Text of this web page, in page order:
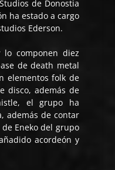
de Donostia
ha estado a cargo
Ederson.
lo componen diez
de death metal
elementos folk de
disco, además de
el grupo ha
además de contar
Eneko del grupo
acordeón y